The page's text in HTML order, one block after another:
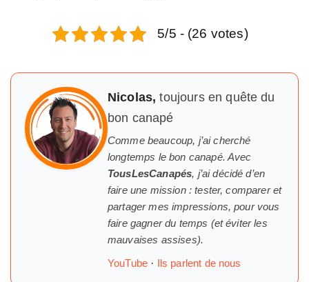
5/5 - (26 votes)
Nicolas,toujours en quête du
bon canapé
Comme beaucoup, j’ai cherché
longtemps lebon canapé. Avec
TousLesCanapés, j’ai décidé d’en
faire une mission : tester, comparer et
partager mes impressions, pour vous
faire gagner du temps (et éviter les
mauvaises assises).
YouTube · Ils parlent de nous